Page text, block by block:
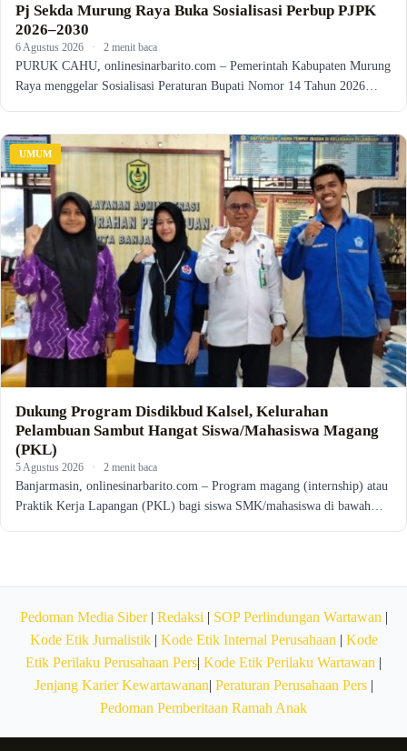
Pj Sekda Murung Raya Buka Sosialisasi Perbup PJPK
2026–2030
6 Agustus 2026 · 2 menit baca
PURUK CAHU, onlinesinarbarito.com – Pemerintah Kabupaten Murung
Raya menggelar Sosialisasi Peraturan Bupati Nomor 14 Tahun 2026…
UMUM
Dukung Program Disdikbud Kalsel, Kelurahan
Pelambuan Sambut Hangat Siswa/Mahasiswa Magang
(PKL)
5 Agustus 2026 · 2 menit baca
Banjarmasin, onlinesinarbarito.com – Program magang (internship) atau
Praktik Kerja Lapangan (PKL) bagi siswa SMK/mahasiswa di bawah…
Pedoman Media Siber| Redaksi | SOP Perlindungan Wartawan |
Kode Etik Jurnalistik| Kode Etik Internal Perusahaan | Kode
Etik Perilaku Perusahaan Pers| Kode Etik Perilaku Wartawan |
Jenjang Karier Kewartawanan| Peraturan Perusahaan Pers|
Pedoman Pemberitaan Ramah Anak